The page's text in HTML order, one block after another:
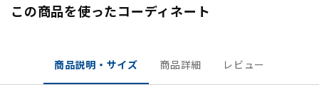
この商品を使ったコーディネート
商品説明・サイズ 商品詳細 レビュー